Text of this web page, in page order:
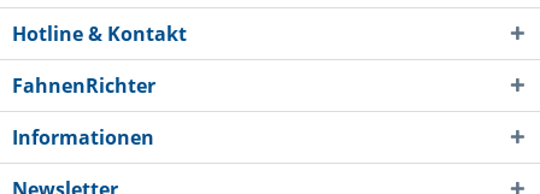
Hotline & Kontakt
FahnenRichter
Informationen